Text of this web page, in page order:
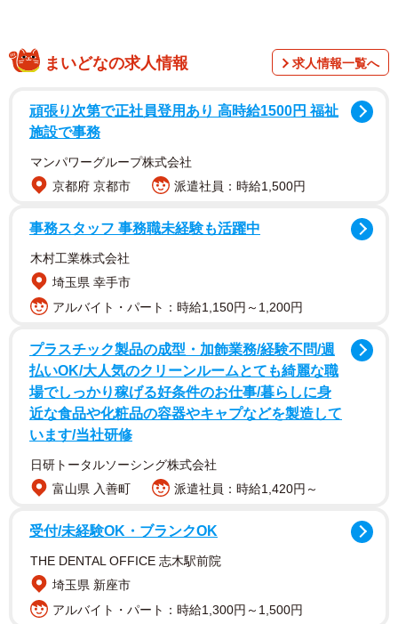
お前と話せないと寂しいよ（枇杷かな子さん提供）
さんが緩和病棟にいるお母さんのお見舞いにいきたいと連
絡がきたことから始まります。お父さんとケンカ中だった
枇杷さんは、夫に頼んで母のところへ連れて行ってもらう
ことに。家に帰ってくると、夫がお父さんとお母さんの病
棟での様子を教えてくれました。
まいどなの求人情報 求人情報一覧へ
頑張り次第で正社員登用あり 高時給1500円 福祉
施設で事務
マンパワーグループ株式会社
京都府 京都市
派遣社員：時給1,500円
事務スタッフ 事務職未経験も活躍中
木村工業株式会社
埼玉県 幸手市
アルバイト・パート：時給1,150円～1,200円
プラスチック製品の成型・加飾業務/経験不問/週
払いOK/大人気のクリーンルームとても綺麗な職
場でしっかり稼げる好条件のお仕事/暮らしに身
近な食品や化粧品の容器やキャプなどを製造して
います/当社研修
日研トータルソーシング株式会社
富山県 入善町
派遣社員：時給1,420円～
受付/未経験OK・ブランクOK
THE DENTAL OFFICE 志木駅前院
埼玉県 新座市
アルバイト・パート：時給1,300円～1,500円